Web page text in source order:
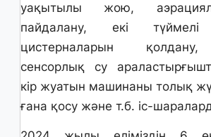
уақытылы жою,
пайдалану, екі
цистерналарын
сенсорлық су
кір жуатын машинаны толық
ғана қосу және т.б. іс-